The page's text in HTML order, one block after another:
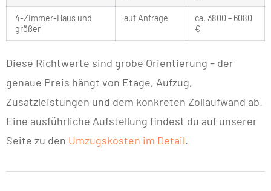
4-Zimmer-Haus und
größer
auf Anfrage
ca. 3800 – 6080
€
Diese Richtwerte sind grobe Orientierung – der
genaue Preis hängt von Etage, Aufzug,
Zusatzleistungen und dem konkreten Zollaufwand ab.
Eine ausführliche Aufstellung findest du auf unserer
Seite zu den Umzugskosten im Detail.